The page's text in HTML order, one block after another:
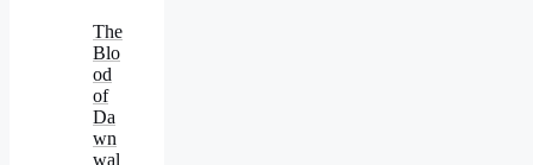
The
Blo
od
of
Da
wn
wal